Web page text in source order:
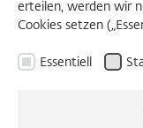
WORKSHOP 2019/
erteilen, werden wir
Cookies setzen
Essentiell